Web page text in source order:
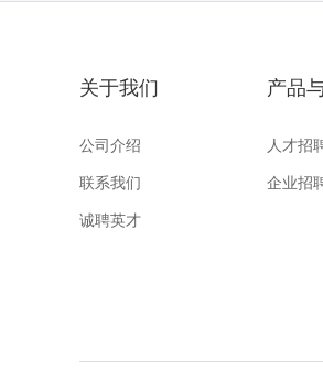
关于我们
公司介绍
联系我们
诚聘英才
产品
人才招
企业招